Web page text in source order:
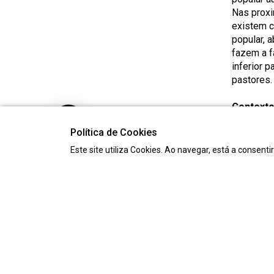
Nas
existem
popular,
fazem a
inferior
pastores.
culto, e
Política de Cookies
Este site utiliza Cookies. Ao navegar, está a consentir